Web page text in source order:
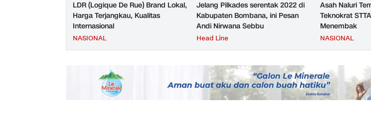
LDR (Logique De Rue) Brand Lokal,
Harga Terjangkau, Kualitas
Internasional
NASIONAL
Jelang Pilkades serentak 2022 di
Kabupaten Bombana, ini Pesan
Andi Nirwana Sebbu
Head Line
Asah Naluri
Teknokrat
Menembak
NASIONAL